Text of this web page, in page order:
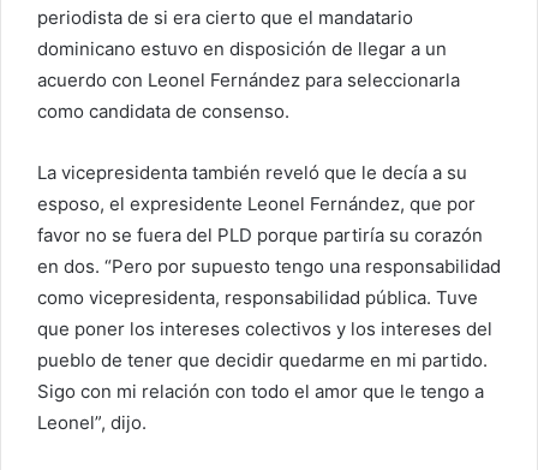
periodista de si era cierto que el mandatario
dominicano estuvo en disposición de llegar a un
acuerdo con Leonel Fernández para seleccionarla
como candidata de consenso.
La vicepresidenta también reveló que le decía a su
esposo, el expresidente Leonel Fernández, que por
favor no se fuera del PLD porque partiría su corazón
en dos. “Pero por supuesto tengo una responsabilidad
como vicepresidenta, responsabilidad pública. Tuve
que poner los intereses colectivos y los intereses del
pueblo de tener que decidir quedarme en mi partido.
Sigo con mi relación con todo el amor que le tengo a
Leonel”, dijo.